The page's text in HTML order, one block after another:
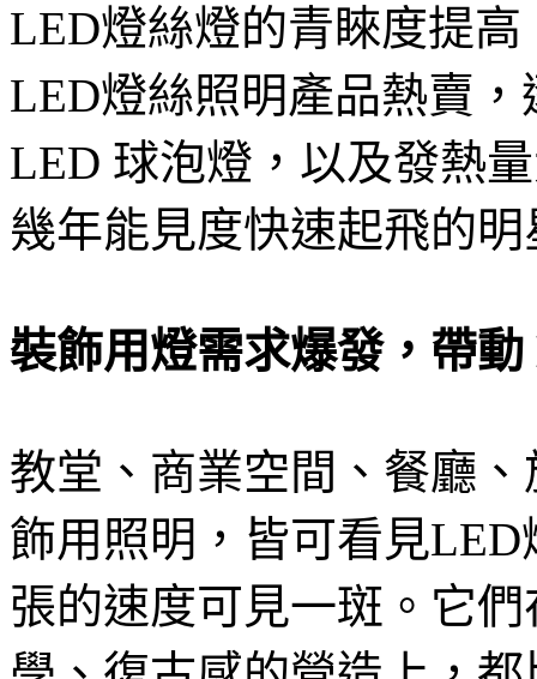
LED燈絲燈的青睞度提
LED燈絲照明產品熱賣
LED 球泡燈，以及發熱
幾年能見度快速起飛的
裝飾用燈需求爆發，帶
教堂、商業空間、餐廳
飾用照明，皆可看見
張的速度可見一斑。它